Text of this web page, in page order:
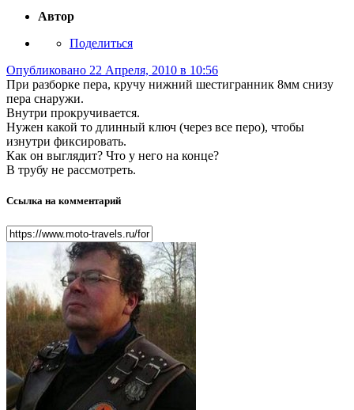
Автор
Поделиться
Опубликовано 22 Апреля, 2010 в 10:56
При разборке пера, кручу нижний шестигранник 8мм снизу
пера снаружи.
Внутри прокручивается.
Нужен какой то длинный ключ (через все перо), чтобы
изнутри фиксировать.
Как он выглядит? Что у него на конце?
В трубу не рассмотреть.
Ссылка на комментарий